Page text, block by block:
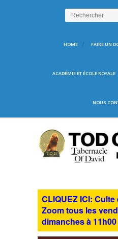
HOME FAIRE UN
ACADÉMIE ET ÉCOLE ROYALE
NOUS
CLIQUEZ ICI:
Zoom tous les
dimanches à